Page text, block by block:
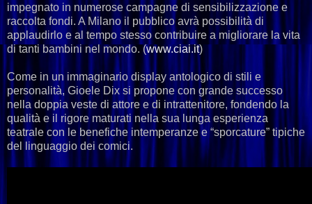
impegnato in numerose campagne di sensibilizzazione e
raccolta fondi. A Milano il pubblico avrà possibilità di
applaudirlo e al tempo stesso contribuire a migliorare la vita
di tanti bambini nel mondo. (www.ciai.it)
Come in un immaginario display antologico di stili e
personalità, Gioele Dix si propone con grande successo
nella doppia veste di attore e di intrattenitore, fondendo la
qualità e il rigore maturati nella sua lunga esperienza
teatrale con le benefiche intemperanze e “sporcature” tipiche
del linguaggio dei comici.